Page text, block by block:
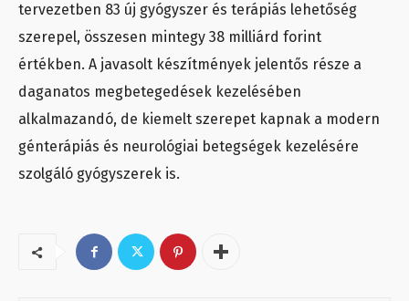
tervezetben 83 új gyógyszer és terápiás lehetőség
szerepel, összesen mintegy 38 milliárd forint
értékben. A javasolt készítmények jelentős része a
daganatos megbetegedések kezelésében
alkalmazandó, de kiemelt szerepet kapnak a modern
génterápiás és neurológiai betegségek kezelésére
szolgáló gyógyszerek is.